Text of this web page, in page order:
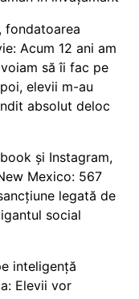
fondatoarea
Acum 12 ani am
să îi fac pe
elevii m-au
absolut deloc
și Instagram,
Mexico: 567
legată de
social
inteligență
Elevii vor